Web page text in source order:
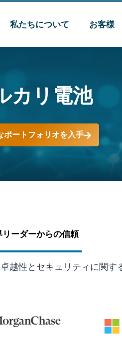
私たちについて お客様
カリ電池
ポートフォリオを入手
リーダーからの信頼
越性とセキュリティに関す